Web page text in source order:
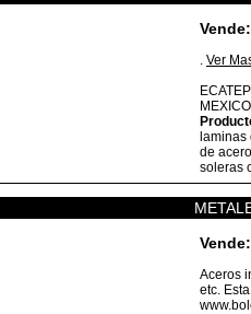
Vende:
. Ver
MEXICO
de
soleras
Vende:
Aceros
etc.